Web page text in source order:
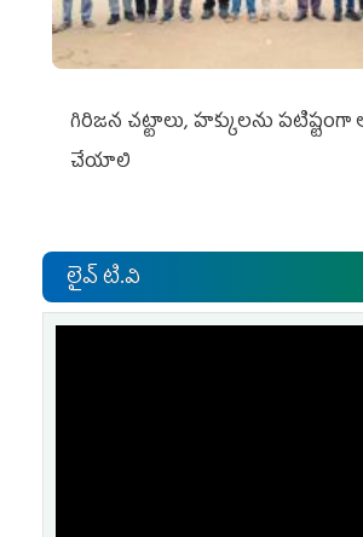
గిరిజన చట్టాలు, హక్కులను
చేయాలి
లైవ్ టి.వి